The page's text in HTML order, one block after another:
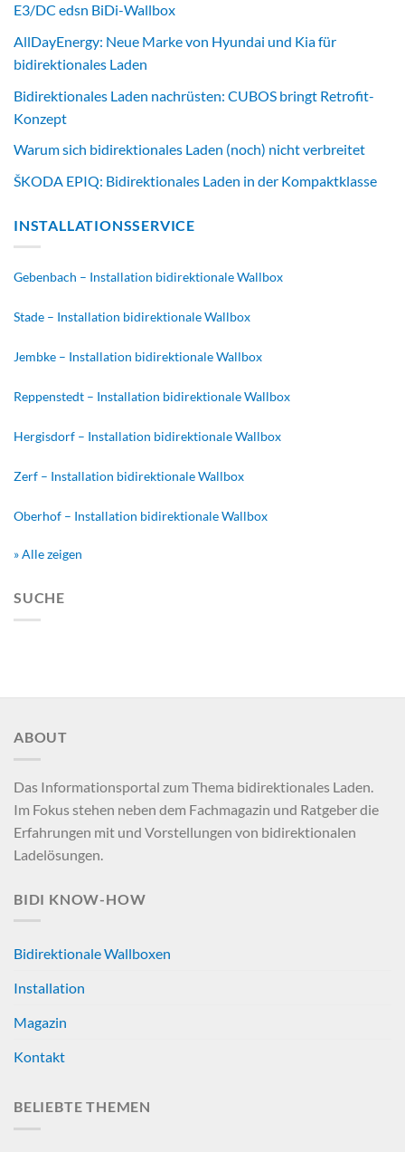
E3/DC edsn BiDi-Wallbox
AllDayEnergy: Neue Marke von Hyundai und Kia für
bidirektionales Laden
Bidirektionales Laden nachrüsten: CUBOS bringt Retrofit-
Konzept
Warum sich bidirektionales Laden (noch) nicht verbreitet
ŠKODA EPIQ: Bidirektionales Laden in der Kompaktklasse
INSTALLATIONSSERVICE
Gebenbach – Installation bidirektionale Wallbox
Stade – Installation bidirektionale Wallbox
Jembke – Installation bidirektionale Wallbox
Reppenstedt – Installation bidirektionale Wallbox
Hergisdorf – Installation bidirektionale Wallbox
Zerf – Installation bidirektionale Wallbox
Oberhof – Installation bidirektionale Wallbox
» Alle zeigen
SUCHE
ABOUT
Das Informationsportal zum Thema bidirektionales Laden.
Im Fokus stehen neben dem Fachmagazin und Ratgeber die
Erfahrungen mit und Vorstellungen von bidirektionalen
Ladelösungen.
BIDI KNOW-HOW
Bidirektionale Wallboxen
Installation
Magazin
Kontakt
BELIEBTE THEMEN